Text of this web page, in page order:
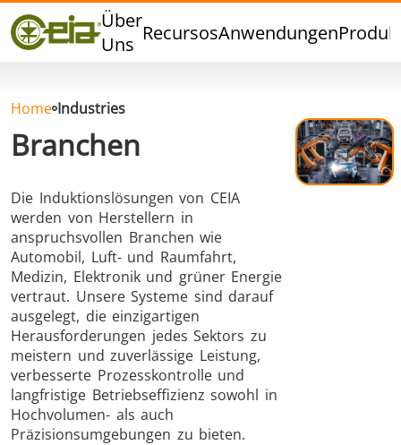
Über
Uns RecursosAnwendungen
Qualität
Veranstaltungen
Hartlöten
Aluminumlöten Verschlussversiegelung
Home Industries
Branchen
Die Induktionslösungen von CEIA
werden von Herstellern in
anspruchsvollen Branchen wie
Automobil, Luft- und Raumfahrt,
Medizin, Elektronik und grüner Energie
vertraut. Unsere Systeme sind darauf
ausgelegt, die einzigartigen
Herausforderungen jedes Sektors zu
meistern und zuverlässige Leistung,
verbesserte Prozesskontrolle und
langfristige Betriebseffizienz sowohl in
Hochvolumen- als auch
Präzisionsumgebungen zu bieten.